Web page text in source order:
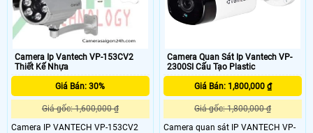
Camera Ip Vantech VP-153CV2
Thiết Kế Nhựa
Giá Bán: 30%
Giá gốc: 1,600,000 ₫
Camera IP VANTECH VP-153CV2
Camera Quan Sát Ip Vantech VP-
2300SI Cấu Tạo Plastic
Giá Bán: 1,800,000 ₫
Giá gốc: 1,800,000 ₫
Camera quan sát IP VANTECH VP-